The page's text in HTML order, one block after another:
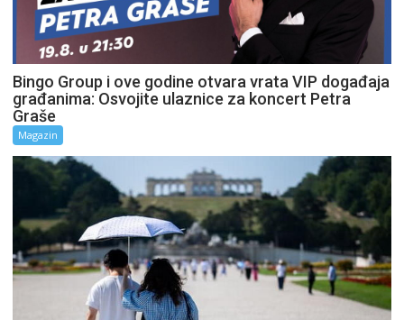
Bingo Group i ove godine otvara vrata VIP događaja
građanima: Osvojite ulaznice za koncert Petra
Graše
Magazin